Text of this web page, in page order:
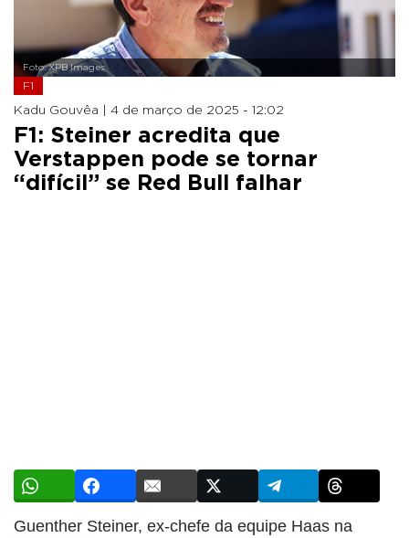
Foto: XPB Images
F1
Kadu Gouvêa | 4 de março de 2025 - 12:02
F1: Steiner acredita que
Verstappen pode se tornar
“difícil” se Red Bull falhar
Guenther Steiner, ex-chefe da equipe Haas na